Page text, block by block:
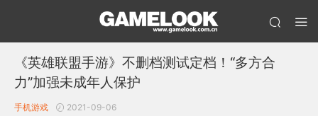
《英雄联盟手游》不删档测试定档！“多方合
力”加强未成年人保护
手机游戏 2021-09-06